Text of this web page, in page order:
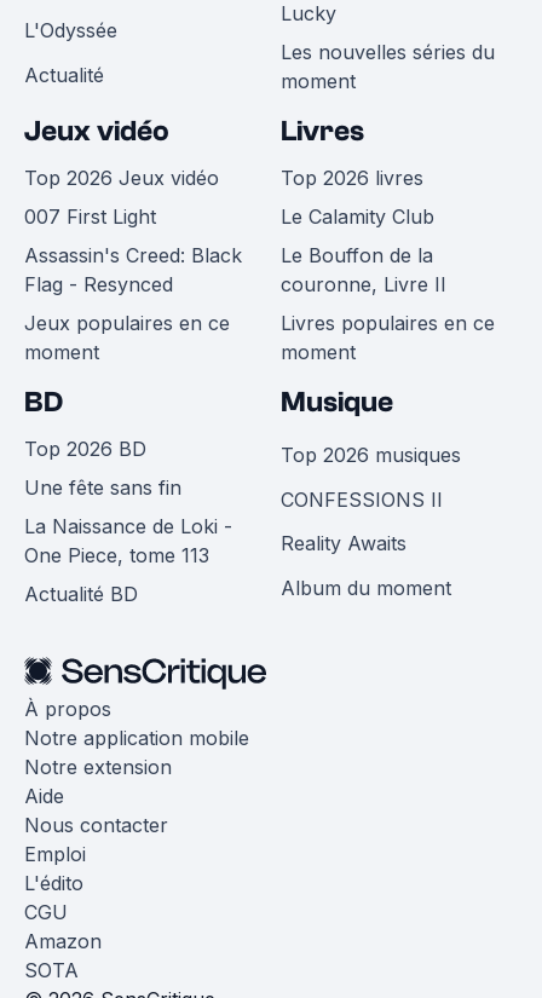
L'Odyssée
Actualité
Lucky
Les nouvelles séries du
moment
Jeux vidéo
Top 2026 Jeux vidéo
007 First Light
Assassin's Creed: Black
Flag - Resynced
Jeux populaires en ce
moment
Livres
Top 2026 livres
Le Calamity Club
Le Bouffon de la
couronne, Livre II
Livres populaires en ce
moment
BD
Top 2026 BD
Une fête sans fin
La Naissance de Loki -
One Piece, tome 113
Actualité BD
Musique
Top 2026 musiques
CONFESSIONS II
Reality Awaits
Album du moment
À propos
Notre application mobile
Notre extension
Aide
Nous contacter
Emploi
L'édito
CGU
Amazon
SOTA